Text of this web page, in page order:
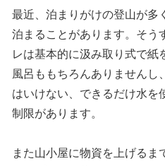
最近、泊まりがけの登山が多
泊まることがあります。そう
レは基本的に汲み取り式で紙
風呂ももちろんありませんし
はいけない、できるだけ水を
制限があります。
また山小屋に物資を上げる